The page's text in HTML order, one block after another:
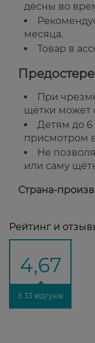
дёсны во
месяца.
Товар в
При
щётки может
Детям до 6
присмотром
Не
или саму
Страна-
Рейтинг и
4,67
З 33 відгуків